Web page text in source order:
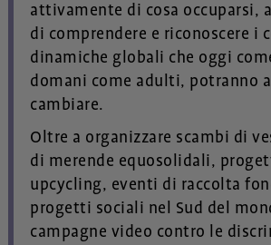
attivamente di cosa occuparsi,
di comprendere e riconoscere i
dinamiche globali che oggi
domani come adulti, potranno
cambiare.
Oltre a organizzare scambi di
di merende equosolidali,
upcycling, eventi di raccolta
progetti sociali nel Sud del
campagne video contro le